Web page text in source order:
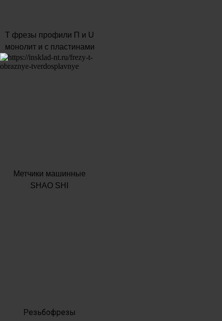
T фрезы профили П и U
монолит и с пластинами
Метчики машинные
SHAO SHI
Резьбофрезы